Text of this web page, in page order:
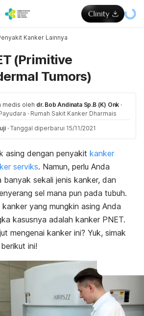
Kanker Lainnya
(Primitive
Tumors)
medis oleh dr. Bob Andinata Sp.B (K) Onk ·
· Rumah Sakit Kanker Dharmais
· Tanggal diperbarui 15/11/2021
asing dengan penyakit kanker
serviks. Namun, perlu Anda
sekali jenis kanker, dan
sel mana pun pada tubuh.
yang mungkin asing Anda
kasusnya adalah kanker PNET.
mengenai kanker ini? Yuk, simak
ini!